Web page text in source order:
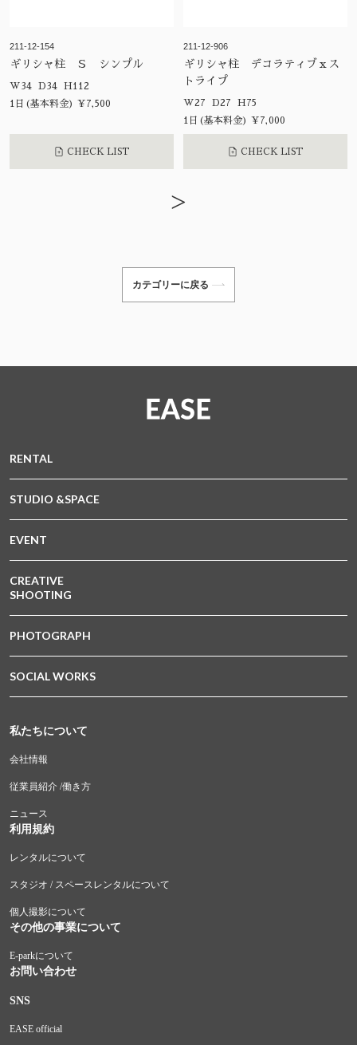
211-12-154
ギリシャ柱 Ｓ シンプル
W34 D34 H112
1日(基本料金) ¥7,500
CHECK LIST
211-12-906
ギリシャ柱 デコラティブｘス
トライプ
W27 D27 H75
1日(基本料金) ¥7,000
CHECK LIST
>
カテゴリーに戻る
RENTAL
STUDIO &SPACE
EVENT
CREATIVE
SHOOTING
PHOTOGRAPH
SOCIAL WORKS
私たちについて
会社情報
従業員紹介 /働き方
ニュース
利用規約
レンタルについて
スタジオ / スペースレンタルについて
個人撮影について
その他の事業について
E-parkについて
お問い合わせ
SNS
EASE official